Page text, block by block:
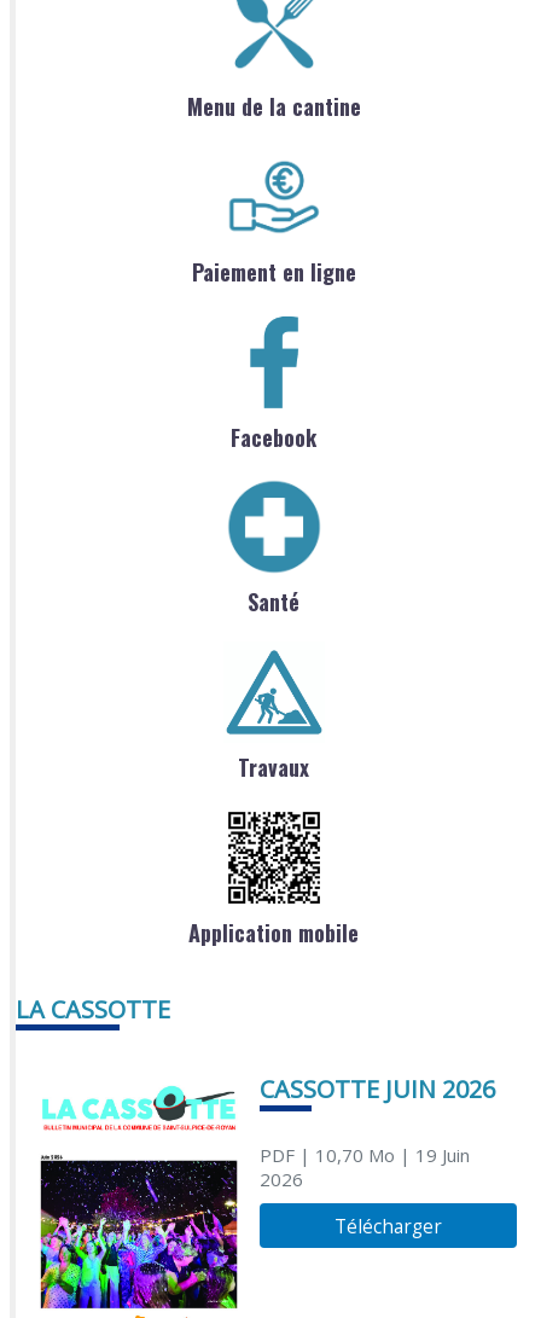
Menu de la cantine
Paiement en ligne
Facebook
Santé
Travaux
Application mobile
LA CASSOTTE
CASSOTTE JUIN 2026
PDF| 10,70 Mo | 19 Juin
2026
Télécharger